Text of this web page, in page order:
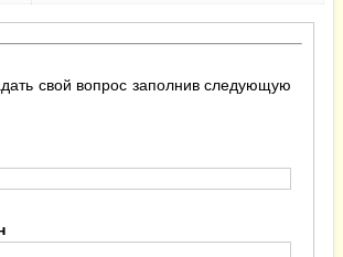
свой вопрос заполнив следующую